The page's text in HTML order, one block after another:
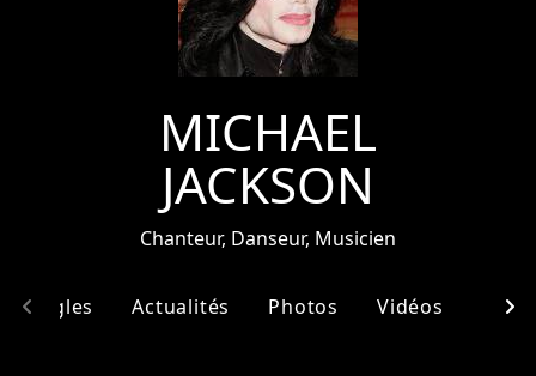
MICHAEL
JACKSON
Chanteur, Danseur, Musicien
Singles Actualités Photos Vidéos
chevron_left chevron_right